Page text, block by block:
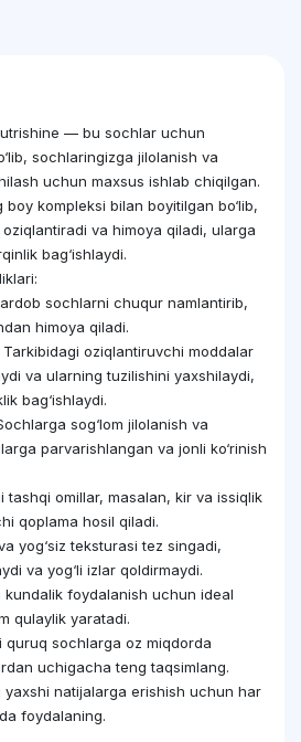
— bu sochlar uchun
sochlaringizga jilolanish va
uchun maxsus ishlab chiqilgan.
kompleksi bilan boyitilgan bo‘lib,
va himoya qiladi, ularga
bag‘ishlaydi.
sochlarni chuqur namlantirib,
himoya qiladi.
oziqlantiruvchi moddalar
va ularning tuzilishini yaxshilaydi,
bag‘ishlaydi.
sog‘lom jilolanish va
parvarishlangan va jonli ko‘rinish
tashqi omillar, masalan, kir va issiqlik
qoplama hosil qiladi.
yog‘siz teksturasi tez singadi,
va yog‘li izlar qoldirmaydi.
kundalik foydalanish uchun ideal
qulaylik yaratadi.
quruq sochlarga oz miqdorda
uchigacha teng taqsimlang.
yaxshi natijalarga erishish uchun har
foydalaning.